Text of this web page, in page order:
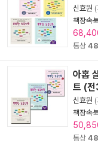
신효원
책장속
통상 48
아홉
트 (
신효원
책장속
통상 48